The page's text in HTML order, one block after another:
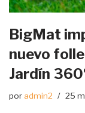
BigMat
nuevo
Jardín
por admin2 25